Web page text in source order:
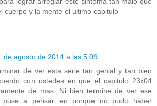
cuerpo y la mente el ultimo capitulo
de agosto de 2014 a las 5:09
de ver esta serie tan genial y tan bien
con ustedes en que el capitulo 23x04
de mas. Ni bien termine de ver ese
puse a pensar en porque no pudo haber